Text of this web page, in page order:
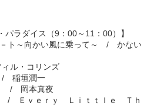
パラダイス（9：00～11：00）】
ト～向かい風に乗って～ / かない
ル・コリンズ
稲垣潤一
/ 岡本真夜
/ Ｅｖｅｒｙ Ｌｉｔｔｌｅ Ｔｈ